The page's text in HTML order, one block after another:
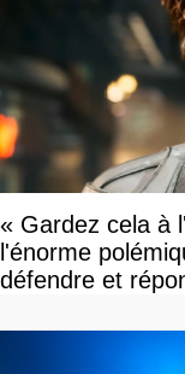
« Gardez cela à
l'énorme
défendre et